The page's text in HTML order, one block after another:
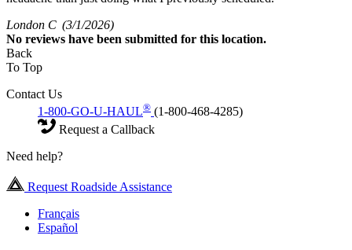
London C (3/1/2026)
No reviews have been submitted for this location.
Back
To Top
Contact Us
1-800-GO-U-HAUL® (1-800-468-4285)
Request a Callback
Need help?
Request Roadside Assistance
Français
Español